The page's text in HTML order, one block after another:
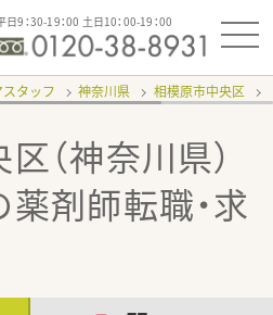
日9：30-19：00 土日10：00-19：00
タッフ 神奈川県 相模原市中央区
（神奈川県）
薬剤師転職・求